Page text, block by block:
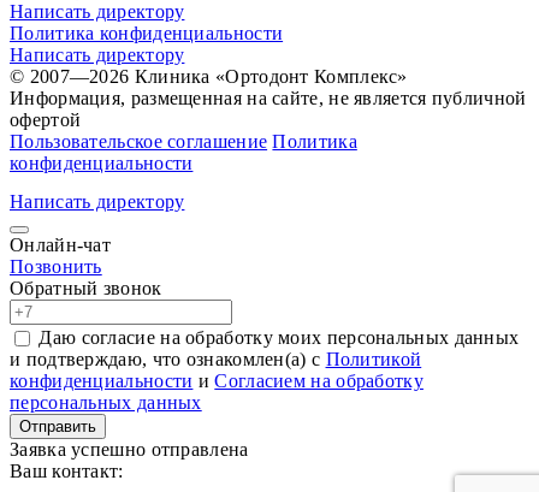
Написать директору
Политика конфиденциальности
Написать директору
© 2007—2026 Клиника «Ортодонт Комплекс»
Информация, размещенная на сайте, не является публичной
офертой
Пользовательское соглашение Политика
конфиденциальности
Написать директору
Онлайн-чат
Позвонить
Обратный звонок
Даю согласие на обработку моих персональных данных
и подтверждаю, что ознакомлен(а) с Политикой
конфиденциальности иСогласием на обработку
персональных данных
Отправить
Заявка успешно отправлена
Ваш контакт: